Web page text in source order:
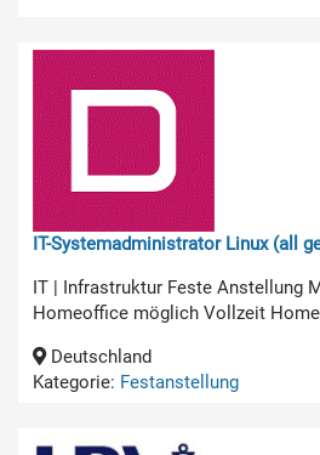
IT-Systemadministrator Linux (all
IT | Infrastruktur Feste Anstellung
Homeoffice möglich Vollzeit
Deutschland
Kategorie: Festanstellung